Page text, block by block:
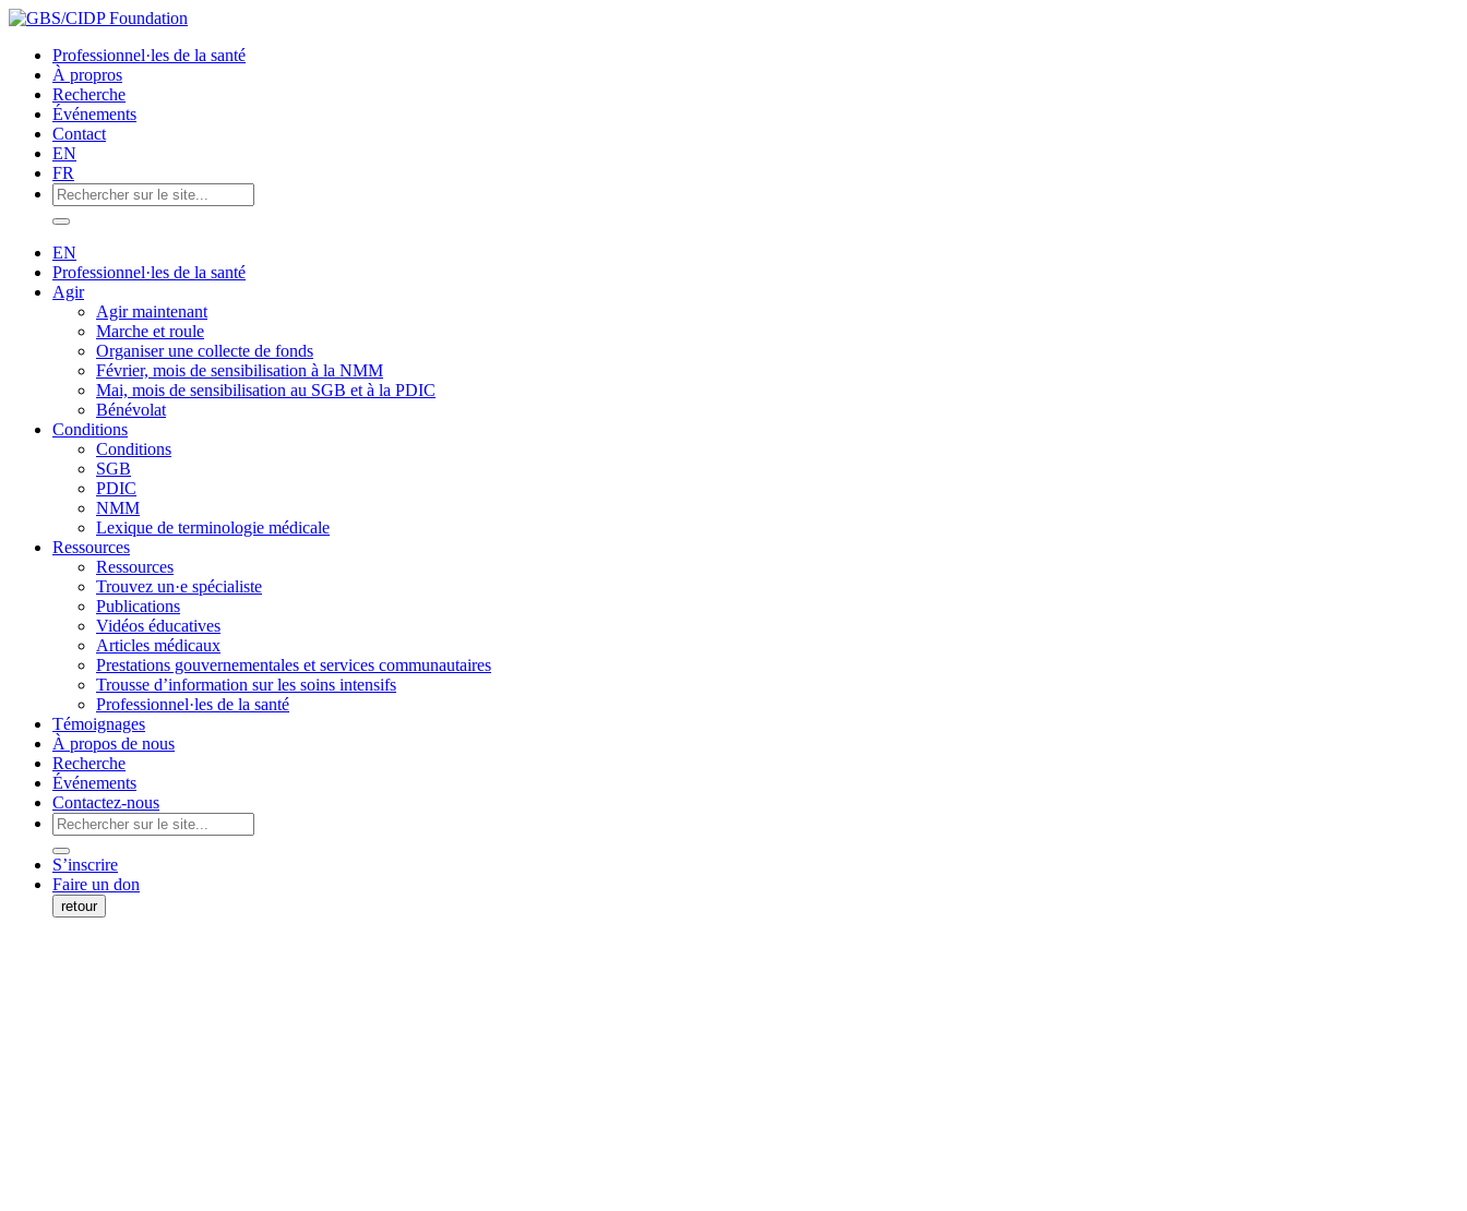
Professionnel·les de la santé
À propros
Recherche
Événements
Contact
EN
FR
EN
Professionnel·les de la santé
Agir
Agir maintenant
Marche et roule
Organiser une collecte de fonds
Février, mois de sensibilisation à la NMM
Mai, mois de sensibilisation au SGB et à la PDIC
Bénévolat
Conditions
Conditions
SGB
PDIC
NMM
Lexique de terminologie médicale
Ressources
Ressources
Trouvez un·e spécialiste
Publications
Vidéos éducatives
Articles médicaux
Prestations gouvernementales et services communautaires
Trousse d’information sur les soins intensifs
Professionnel·les de la santé
Témoignages
À propos de nous
Recherche
Événements
Contactez-nous
S’inscrire
Faire un don
retour